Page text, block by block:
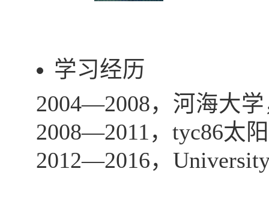
学习经历
2004—2008，河海大
2008—2011 ，tyc86太
2012—2016，